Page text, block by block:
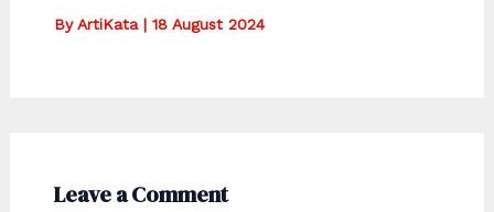
ByArtiKata | 18 August 2024
Leave a Comment